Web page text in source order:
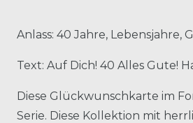
Anlass: 40 Jahre,
Text: Auf Dich! 40 Alles Gute!
Diese Glückwunschkarte im
Serie. Diese Kollektion mit